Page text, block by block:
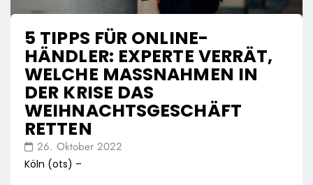
5 TIPPS FÜR ONLINE-
HÄNDLER: EXPERTE VERRÄT,
WELCHE MASSNAHMEN IN D
ER KRISE DAS W
EIHNACHTSGESCHÄFT R
ETTEN
26. Oktober 2022
Köln (ots) –